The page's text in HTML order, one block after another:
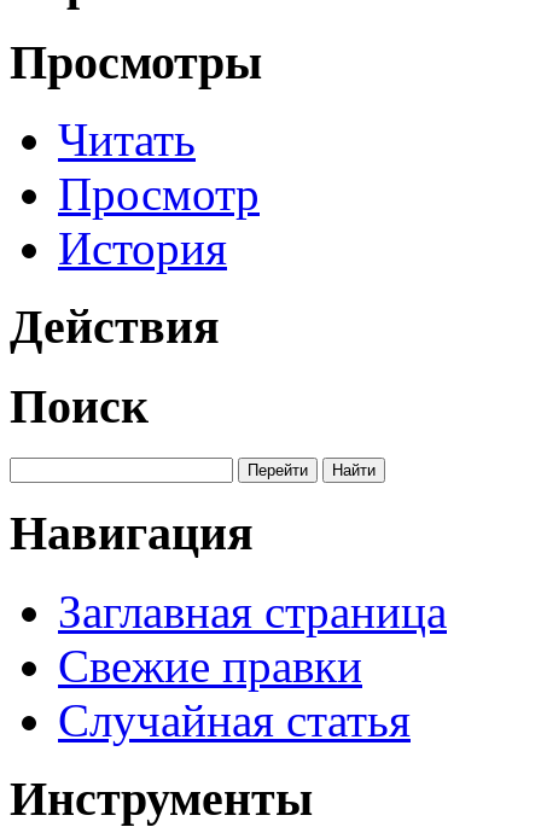
Просмотры
Читать
Просмотр
История
Действия
Поиск
Навигация
Заглавная страница
Свежие правки
Случайная статья
Инструменты